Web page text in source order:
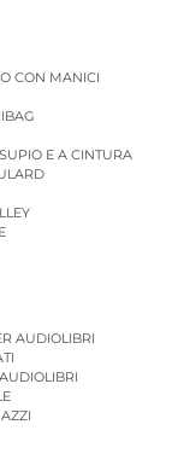
CON MANICI
E A CINTURA
AUDIOLIBRI